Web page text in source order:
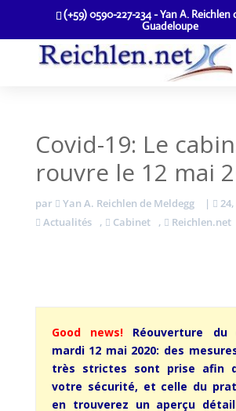
(+59) 0590-227-234 - Yan A.
Guadeloupe
Covid-19: Le
rouvre le 12 mai
par Yan A. Reichlen de Meldegg |
Actualités
, Cabinet , Reichlen.net
Good news! Réouverture du
mardi 12 mai 2020: des
très strictes sont prise afin
votre sécurité, et celle du
en trouverez un aperçu